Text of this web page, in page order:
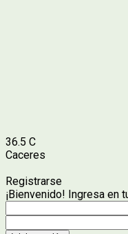
36.5 C
Caceres
Registrarse
¡Bienvenido! Ingresa en